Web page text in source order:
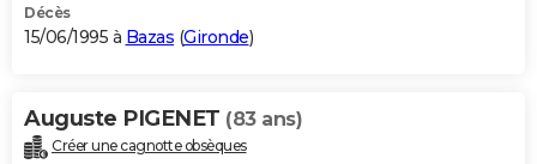
Décès
15/06/1995 à Bazas (Gironde)
Auguste PIGENET (83 ans)
Créer une cagnotte obsèques